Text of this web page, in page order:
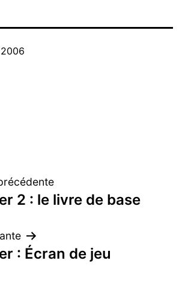
2 : le livre de base
: Écran de jeu